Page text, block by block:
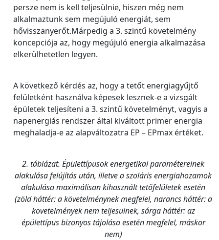
persze nem is kell teljesülnie, hiszen még nem
alkalmaztunk sem megújuló energiát, sem
hővisszanyerőt.Márpedig a 3. szintű követelmény
koncepciója az, hogy megújuló energia alkalmazása
elkerülhetetlen legyen.
A következő kérdés az, hogy a tetőt energiagyűjtő
felületként használva képesek lesznek-e a vizsgált
épületek teljesíteni a 3. szintű követelményt, vagyis a
napenergiás rendszer által kiváltott primer energia
meghaladja-e az alapváltozatra EP – EPmax értéket.
2. táblázat. Épülettípusok energetikai paramétereinek
alakulása felújítás után, illetve a szoláris energiahozamok
alakulása maximálisan kihasznált tetőfelületek esetén
(zöld háttér: a követelménynek megfelel, narancs háttér: a
követelmények nem teljesülnek, sárga háttér: az
épülettípus bizonyos tájolása esetén megfelel, máskor
nem)